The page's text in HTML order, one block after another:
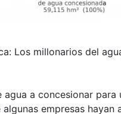
Los millonarios del
agua a concesionar para
empresas hayan